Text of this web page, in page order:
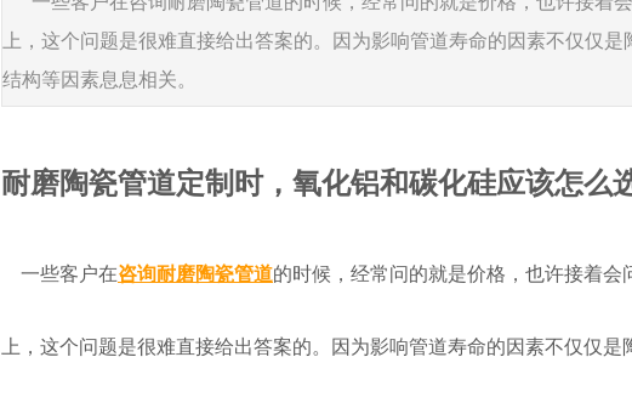
上，这个问题是很难直接给出答案的。因为影响管道寿命的因素不仅仅
结构等因素息息相关。
耐磨陶瓷管道定制时，氧化铝和碳化硅应该怎么
一些客户在咨询耐磨陶瓷管道的时候，经常问的就是价格，也许接着
上，这个问题是很难直接给出答案的。因为影响管道寿命的因素不仅仅